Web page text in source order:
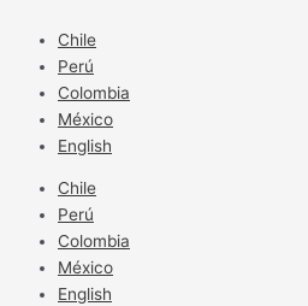
contenido
Chile
Perú
Colombia
México
English
Chile
Perú
Colombia
México
English